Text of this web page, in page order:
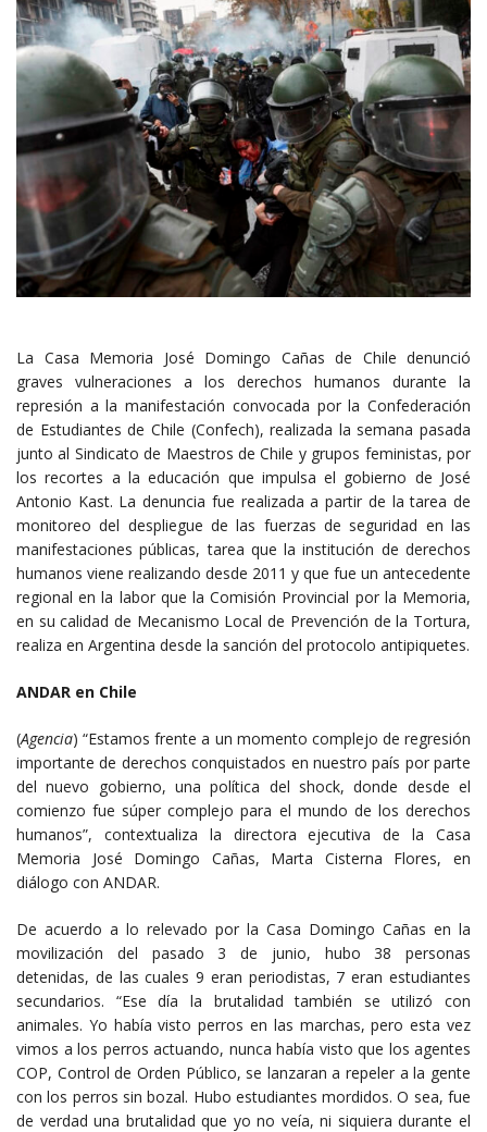
La Casa Memoria José Domingo Cañas de Chile denunció
graves vulneraciones a los derechos humanos durante la
represión a la manifestación convocada por la Confederación
de Estudiantes de Chile (Confech), realizada la semana pasada
junto al Sindicato de Maestros de Chile y grupos feministas, por
los recortes a la educación que impulsa el gobierno de José
Antonio Kast. La denuncia fue realizada a partir de la tarea de
monitoreo del despliegue de las fuerzas de seguridad en las
manifestaciones públicas, tarea que la institución de derechos
humanos viene realizando desde 2011 y que fue un antecedente
regional en la labor que la Comisión Provincial por la Memoria,
en su calidad de Mecanismo Local de Prevención de la Tortura,
realiza en Argentina desde la sanción del protocolo antipiquetes.
ANDAR en Chile
(Agencia) “Estamos frente a un momento complejo de regresión
importante de derechos conquistados en nuestro país por parte
del nuevo gobierno, una política del shock, donde desde el
comienzo fue súper complejo para el mundo de los derechos
humanos”, contextualiza la directora ejecutiva de la Casa
Memoria José Domingo Cañas, Marta Cisterna Flores, en
diálogo con ANDAR.
De acuerdo a lo relevado por la Casa Domingo Cañas en la
movilización del pasado 3 de junio, hubo 38 personas
detenidas, de las cuales 9 eran periodistas, 7 eran estudiantes
secundarios. “Ese día la brutalidad también se utilizó con
animales. Yo había visto perros en las marchas, pero esta vez
vimos a los perros actuando, nunca había visto que los agentes
COP, Control de Orden Público, se lanzaran a repeler a la gente
con los perros sin bozal. Hubo estudiantes mordidos. O sea, fue
de verdad una brutalidad que yo no veía, ni siquiera durante el